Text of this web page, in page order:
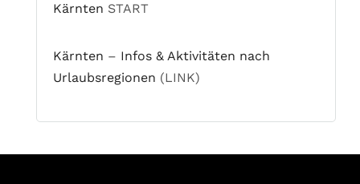
Kärnten START
Kärnten – Infos & Aktivitäten nach
Urlaubsregionen (LINK)